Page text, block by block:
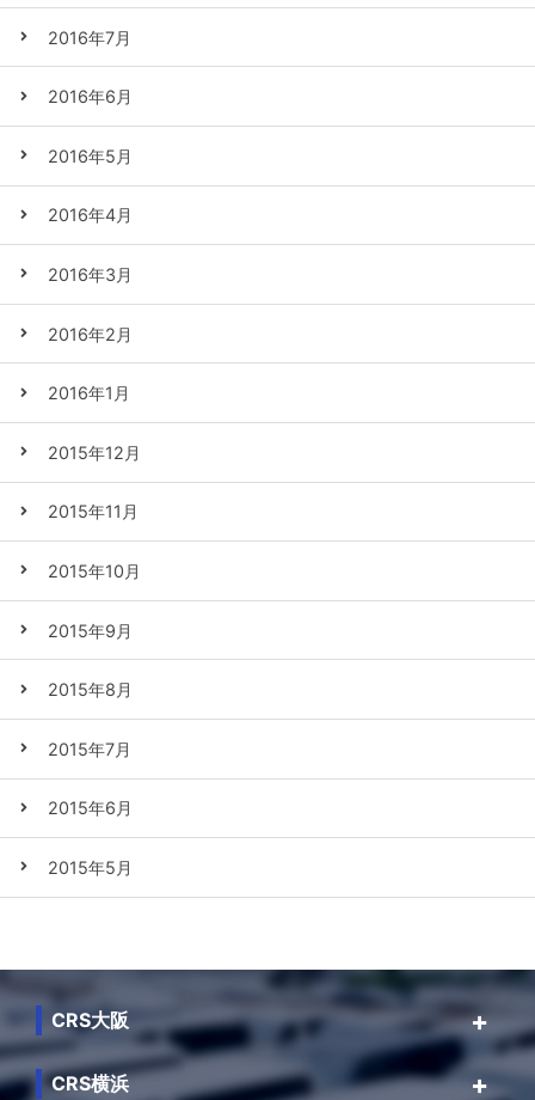
2016年7月
2016年6月
2016年5月
2016年4月
2016年3月
2016年2月
2016年1月
2015年12月
2015年11月
2015年10月
2015年9月
2015年8月
2015年7月
2015年6月
2015年5月
CRS大阪
CRS横浜